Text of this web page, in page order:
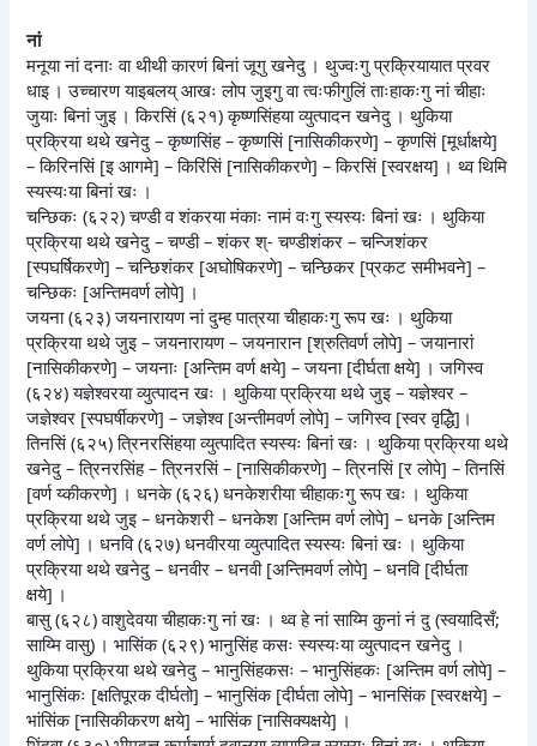
नां
मनूया नां दनाः वा थीथी कारणं बिनां जूगु खनेदु । थुज्वःगु प्रक्रियायात प्रवर
धाइ । उच्चारण याइबलय् आखः लोप जुइगु वा त्वःफीगुलिं ताःहाकःगु नां चीहाः
जुयाः बिनां जुइ । किरसिं (६२१) कृष्णसिंहया व्युत्पादन खनेदु । थुकिया
प्रक्रिया थथे खनेदु – कृष्णसिंह – कृष्णसिं [नासिकीकरणे] – कृणसिं [मूर्धाक्षये]
– किरिनसिं [इ आगमे] – किरिंसिं [नासिकीकरणे] – किरसिं [स्वरक्षय] । थ्व थिमि
स्यस्यःया बिनां खः ।
चन्छिकः (६२२) चण्डी व शंकरया मंकाः नामं वःगु स्यस्यः बिनां खः । थुकिया
प्रक्रिया थथे खनेदु – चण्डी – शंकर श्- चण्डीशंकर – चन्जिशंकर
[स्पघर्षिकरणे] – चन्छिशंकर [अघोषिकरणे] – चन्छिकर [प्रकट समीभवने] –
चन्छिकः [अन्तिमवर्ण लोपे] ।
जयना (६२३) जयनारायण नां दुम्ह पात्रया चीहाकःगु रूप खः । थुकिया
प्रक्रिया थथे जुइ – जयनारायण – जयनारान [श्रुतिवर्ण लोपे] – जयानारां
[नासिकीकरणे] – जयनाः [अन्तिम वर्ण क्षये] – जयना [दीर्घता क्षये] । जगिस्व
(६२४) यज्ञेश्वरया व्युत्पादन खः । थुकिया प्रक्रिया थथे जुइ – यज्ञेश्वर –
जज्ञेश्वर [स्पघर्षीकरणे] – जज्ञेश्व [अन्तीमवर्ण लोपे] – जगिस्व [स्वर वृद्धिे]।
तिनसिं (६२५) त्रिनरसिंहया व्युत्पादित स्यस्यः बिनां खः । थुकिया प्रक्रिया थथे
खनेदु – त्रिनरसिंह – त्रिनरसिं – [नासिकीकरणे] – त्रिनसिं [र लोपे] – तिनसिं
[वर्ण य्कीकरणे] । धनके (६२६) धनकेशरीया चीहाकःगु रूप खः । थुकिया
प्रक्रिया थथे जुइ – धनकेशरी – धनकेश [अन्तिम वर्ण लोपे] – धनके [अन्तिम
वर्ण लोपे] । धनवि (६२७) धनवीरया व्युत्पादित स्यस्यः बिनां खः । थुकिया
प्रक्रिया थथे खनेदु – धनवीर – धनवी [अन्तिमवर्ण लोपे] – धनवि [दीर्घता
क्षये] ।
बासु (६२८) वाशुदेवया चीहाकःगु नां खः । थ्व हे नां साय्मि कुनां नं दु (स्वयादिसँ;
साय्मि वासु) । भासिंक (६२९) भानुसिंह कसः स्यस्यःया व्युत्पादन खनेदु ।
थुकिया प्रक्रिया थथे खनेदु – भानुसिंहकसः – भानुसिंहकः [अन्तिम वर्ण लोपे] –
भानुसिंकः [क्षतिपूरक दीर्घतो] – भानुसिंक [दीर्घता लोपे] – भानसिंक [स्वरक्षये] –
भांसिंक [नासिकीकरण क्षये] – भासिंक [नासिक्यक्षये] ।